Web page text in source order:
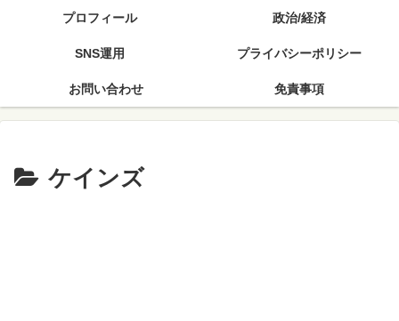
プロフィール 政治/経済
SNS運用 プライバシーポリシー
お問い合わせ 免責事項
ケインズ